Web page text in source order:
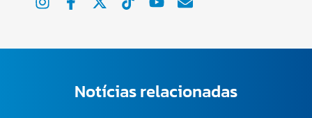
Notícias relacionadas